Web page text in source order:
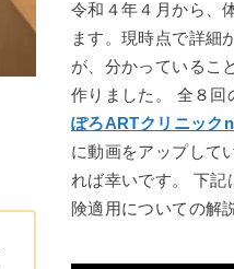
令和４年４月から、
ます。現時点で詳細
が、分かっているこ
作りました。 全８回
ぽろARTクリニック
に動画をアップして
れば幸いです。 下記
険適用についての解